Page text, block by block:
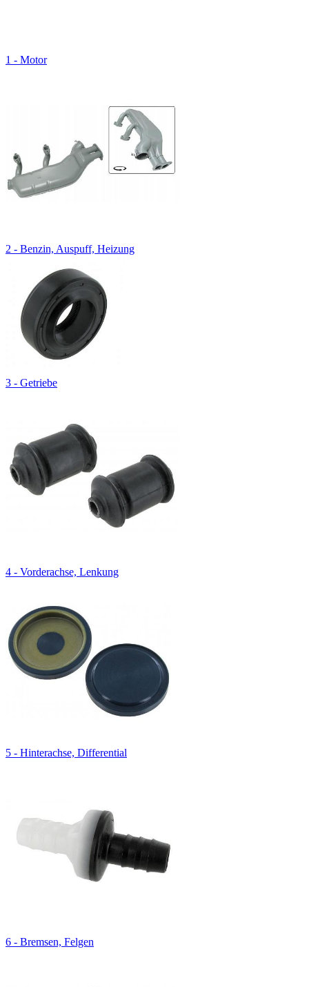
1 - Motor
2 - Benzin, Auspuff, Heizung
3 - Getriebe
4 - Vorderachse, Lenkung
5 - Hinterachse, Differential
6 - Bremsen, Felgen